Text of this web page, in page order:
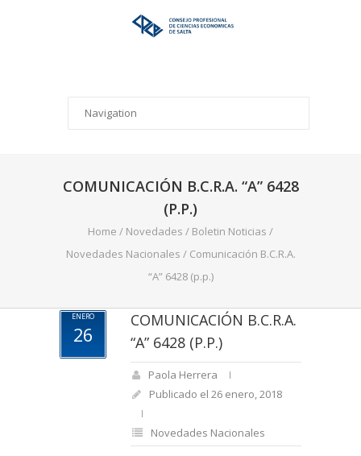
COMUNICACIÓN B.C.R.A. “A” 6428
(P.P.)
Home / Novedades / Boletin Noticias /
Novedades Nacionales / Comunicación B.C.R.A.
“A” 6428 (p.p.)
ENERO
26
COMUNICACIÓN B.C.R.A.
“A” 6428 (P.P.)
Paola Herrera
Publicado el 26 enero, 2018
Novedades Nacionales